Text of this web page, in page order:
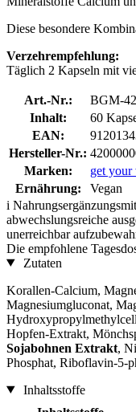
Diese besondere
Verzehrempfehlung:
Täglich 2 Kapseln mit
Art.-Nr.:
BGM-
Inhalt:
60
EAN:
Hersteller-Nr.:
Marken:
get
Ernährung:
Vegan
i
abwechslungsreiche
unerreichbar
Die empfohlene
Zutaten
Korallen-Calcium,
Magnesiumgluconat,
Hopfen-Extrakt,
Sojabohnen Extrakt,
Phosphat, Riboflavin-5-
Inhaltsstoffe